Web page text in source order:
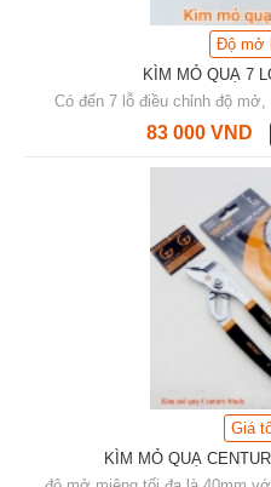
Độ mở
KÌM MỎ QUẠ 7
Có đến 7 lỗ điều chỉnh độ
83 000 VND
Giá
KÌM MỎ QUẠ